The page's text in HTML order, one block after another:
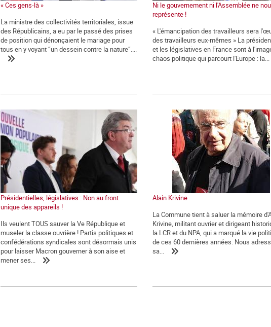
« Ces gens-là »
La ministre des collectivités territoriales, issue
des Républicains, a eu par le passé des prises
de position qui dénonçaient le mariage pour
tous en y voyant “un dessein contre la nature”....
Ni le gouvernement ni l'Assemblée ne
représente !
« L'émancipation des travailleurs sera
des travailleurs eux-mêmes » La
et les législatives en France sont à
chaos politique qui parcourt l'Europe : la...
Présidentielles, législatives : Non au front
unique des appareils !
Ils veulent TOUS sauver la Ve République et
museler la classe ouvrière ! Partis politiques et
confédérations syndicales sont désormais unis
pour laisser Macron gouverner à son aise et
mener ses...
Alain Krivine
La Commune tient à saluer la mémoire
Krivine, militant ouvrier et dirigeant
la LCR et du NPA, qui a marqué la vie
de ces 60 dernières années. Nous
sa...